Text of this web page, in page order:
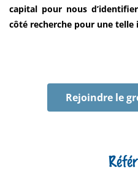
capital pour nous
côté recherche pour une
Rejoindre le